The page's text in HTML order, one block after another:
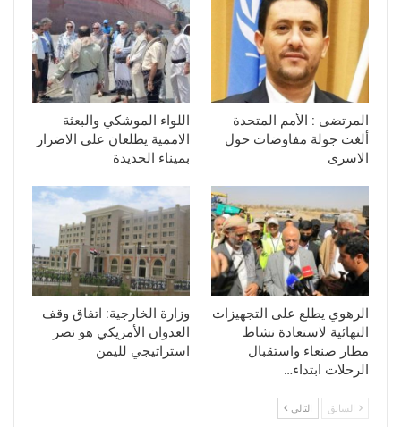
المرتضى : الأمم المتحدة
ألغت جولة مفاوضات حول
الاسرى
اللواء الموشكي والبعثة
الاممية يطلعان على الاضرار
بميناء الحديدة
الرهوي يطلع على التجهيزات
النهائية لاستعادة نشاط
مطار صنعاء واستقبال
الرحلات ابتداء…
وزارة الخارجية: اتفاق وقف
العدوان الأمريكي هو نصر
استراتيجي لليمن
السابق التالي